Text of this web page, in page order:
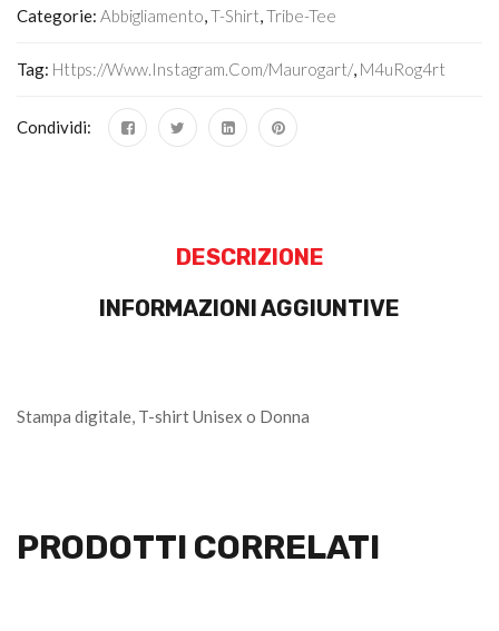
Categorie: Abbigliamento,T-Shirt,Tribe-Tee
Tag: Https://www.instagram.com/maurogart/, M4uRog4rt
Condividi:
DESCRIZIONE
INFORMAZIONI AGGIUNTIVE
Stampa digitale, T-shirt Unisex o Donna
PRODOTTI CORRELATI